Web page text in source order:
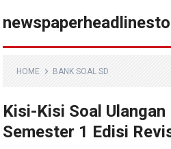
HOME BANK SOAL SD
Kisi-Kisi Soal Ulangan
Semester 1 Edisi